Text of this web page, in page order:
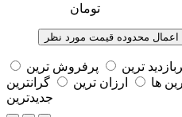
تومان
اعمال محدوده قیمت مورد نظر
ترين
پرفروش ترين
ها
ارزان ترین
گرانترین
جدیدترین